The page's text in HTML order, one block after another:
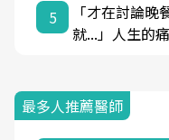
5
「才在討論
就...」人生的
最多人推薦醫師